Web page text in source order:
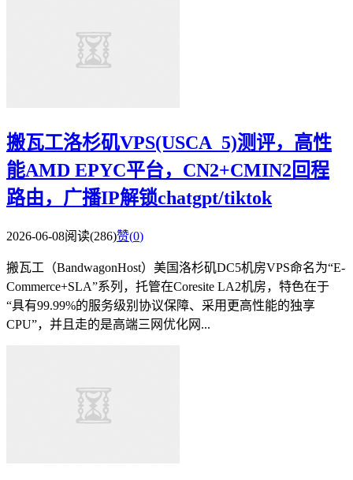
搬瓦工洛杉矶VPS(USCA_5)测评，高性
能AMD EPYC平台，CN2+CMIN2回程
路由，广播IP解锁chatgpt/tiktok
2026-06-08阅读(286)赞(0)
搬瓦工（BandwagonHost）美国洛杉矶DC5机房VPS命名为“E-
Commerce+SLA”系列，托管在Coresite LA2机房，特色在于
“具有99.99%的服务级别协议保障、采用更高性能的独享
CPU”，并且走的是高端三网优化网...